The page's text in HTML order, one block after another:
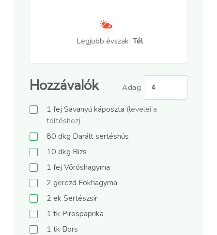
Legjobb évszak: Tél
Hozzávalók Adag
1 fej Savanyú káposzta (levelei a
töltéshez)
80 dkg Darált sertéshús
10 dkg Rizs
1 fej Vöröshagyma
2 gerezd Fokhagyma
2 ek Sertészsír
1 tk Pirospaprika
1 tk Bors